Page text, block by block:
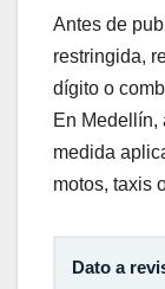
Antes de
restringida,
dígito o
En Medellín,
medida
motos, taxis
Dato a